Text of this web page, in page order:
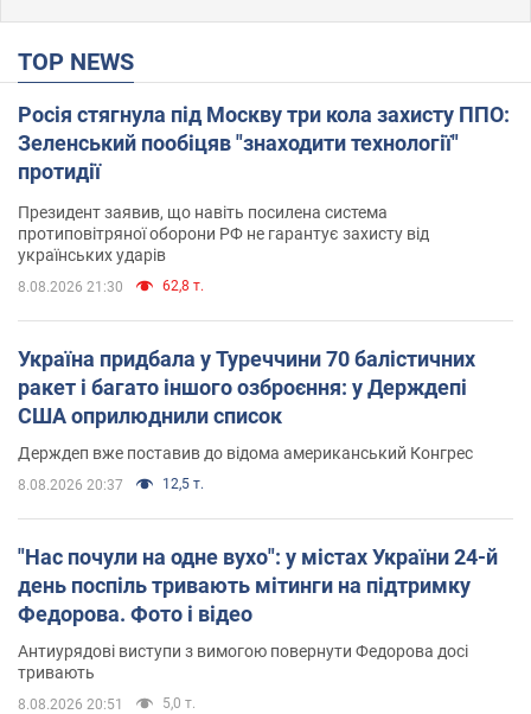
TOP NEWS
Росія стягнула під Москву три кола захисту ППО:
Зеленський пообіцяв "знаходити технології"
протидії
Президент заявив, що навіть посилена система
протиповітряної оборони РФ не гарантує захисту від
українських ударів
8.08.2026 21:30 62,8 т.
Україна придбала у Туреччини 70 балістичних
ракет і багато іншого озброєння: у Держдепі
США оприлюднили список
Держдеп вже поставив до відома американський Конгрес
8.08.2026 20:37 12,5 т.
"Нас почули на одне вухо": у містах України 24-й
день поспіль тривають мітинги на підтримку
Федорова. Фото і відео
Антиурядові виступи з вимогою повернути Федорова досі
тривають
8.08.2026 20:51 5,0 т.